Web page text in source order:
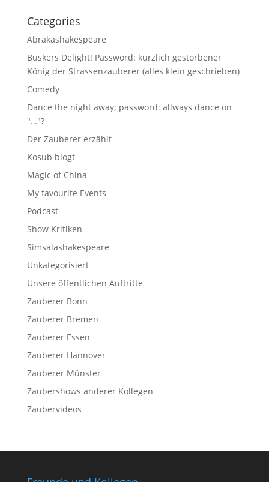
Categories
Abrakashakespeare
Buskers Delight! Password: kürzlich gestorbener
König der Strassenzauberer (alles klein geschrieben)
Comedy
Dance the night away; password: allways dance on
"…"?
Der Zauberer erzählt
Kosub blogt
Magic of China
My favourite Events
Podcast
Show Kritiken
Simsalashakespeare
Unkategorisiert
Unsere öffentlichen Auftritte
Zauberer Bonn
Zauberer Bremen
Zauberer Essen
Zauberer Hannover
Zauberer Münster
Zaubershows anderer Kollegen
Zaubervideos